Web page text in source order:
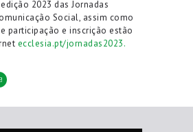
2023 das Jornadas
Social, assim como
participação e inscrição estão
ecclesia.pt/jornadas2023.